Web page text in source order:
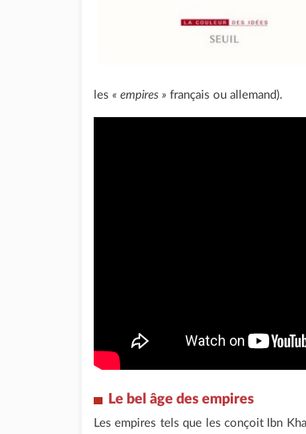
les « empires » français ou allemand).
Le bel âge des empires
Les empires tels que les conçoit Ibn